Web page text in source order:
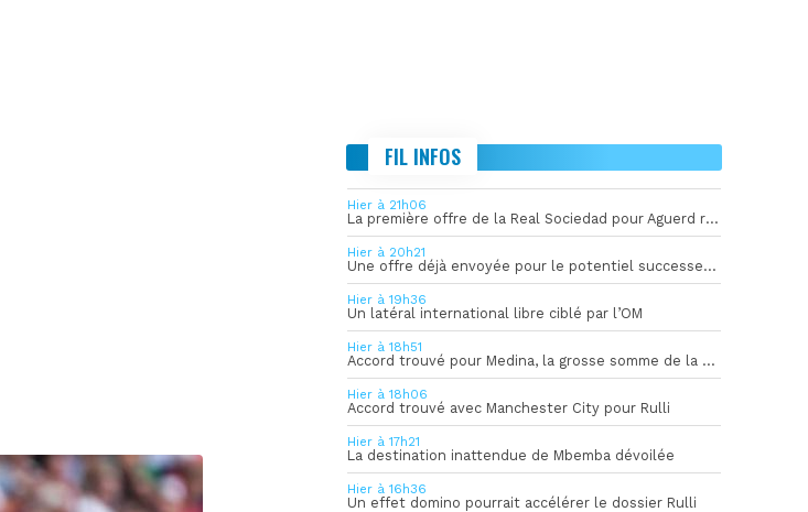
FIL INFOS
Hier à 21h06
La première offre de la Real Sociedad pour Aguerd refusée par l’OM
Hier à 20h21
Une offre déjà envoyée pour le potentiel successeur de Rulli
Hier à 19h36
Un latéral international libre ciblé par l’OM
Hier à 18h51
Accord trouvé pour Medina, la grosse somme de la vente dévoilée
Hier à 18h06
Accord trouvé avec Manchester City pour Rulli
Hier à 17h21
La destination inattendue de Mbemba dévoilée
Hier à 16h36
Un effet domino pourrait accélérer le dossier Rulli